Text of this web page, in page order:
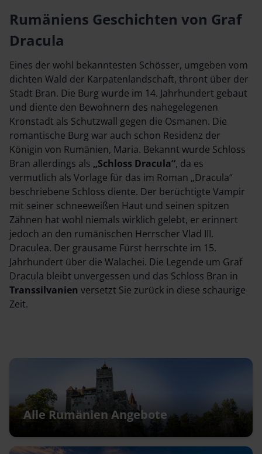
Rumäniens Geschichten von Graf
Dracula
Eines der wohl bekanntesten Schösser, umgeben vom
dichten Wald der Karpatenlandschaft, thront über der
Stadt Bran. Die Burg wurde im 14. Jahrhundert gebaut
und diente den Bewohnern des nahegelegenen
Kronstadt als Schutzwall gegen die Osmanen. Die
romantische Burg war auch schon Residenz der
Königin von Rumänien, Maria. Bekannt wurde Schloss
Bran allerdings als „Schloss Dracula“, da es
vermutlich als Vorlage für das im Roman „Dracula“
beschriebene Schloss diente. Der berüchtigte Vampir
mit seiner schneeweißen Haut und seinen spitzen
Zähnen hat wohl niemals wirklich gelebt, er erinnert
jedoch an den rumänischen Herrscher Vlad III.
Draculea. Der grausame Fürst herrschte im 15.
Jahrhundert über die Walachei. Die Legende um Graf
Dracula bleibt unvergessen und das Schloss Bran in
Transsilvanien versetzt Sie zurück in diese schaurige
Zeit.
Alle Rumänien Angebote